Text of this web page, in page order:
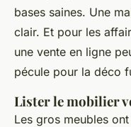
bases saines. Une
clair. Et pour les
une vente en ligne
pécule pour la déco
Lister le mobilier
Les gros meubles